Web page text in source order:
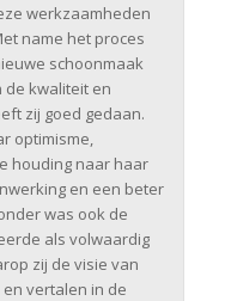
werkzaamheden
name het proces
schoonmaak
kwaliteit en
zij goed gedaan.
optimisme,
houding naar haar
en een beter
was ook de
als volwaardig
zij de visie van
vertalen in de